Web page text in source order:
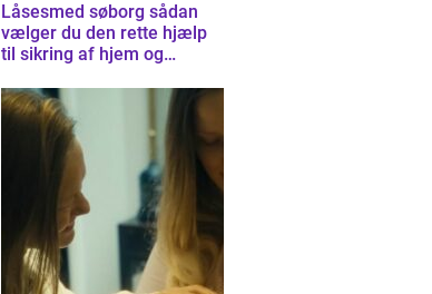
Låsesmed søborg sådan
vælger du den rette hjælp
til sikring af hjem og